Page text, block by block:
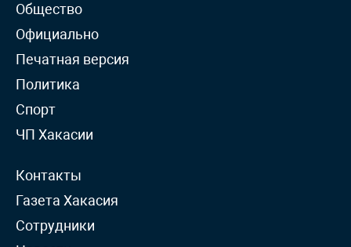
Общество
Официально
Печатная версия
Политика
Спорт
ЧП Хакасии
Контакты
Газета Хакасия
Сотрудники